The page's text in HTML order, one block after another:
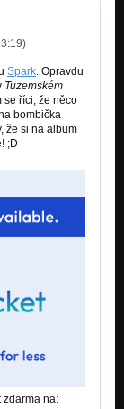
)
Spark . Opravdu
Tuzemském
se říci, že něco
bombička
že si na album
;D
zdarma na: